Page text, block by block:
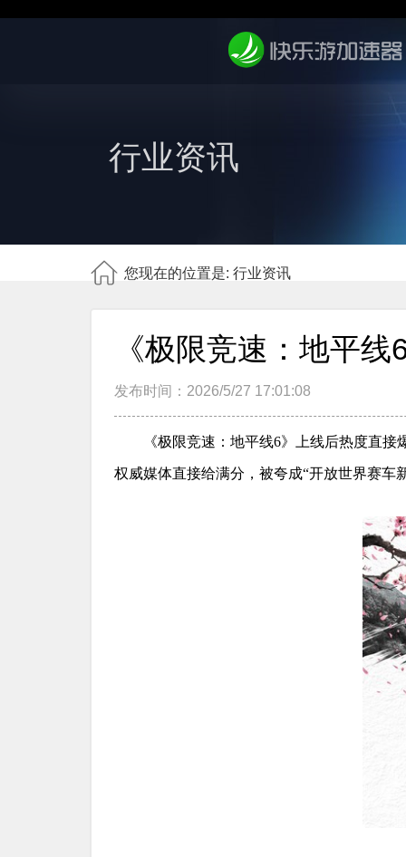
行业资讯
您现在的位置是: 行业资讯
《极限竞速：地平
发布时间：2026/5/27 17:01:08
《极限竞速：地平线6》上线后热度直
权威媒体直接给满分，被夸成“开放世界赛车